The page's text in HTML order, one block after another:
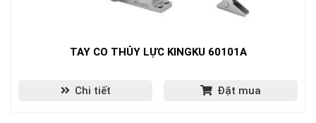
TAY CO THỦY LỰC KINGKU 60101A
Chi tiết Đặt mua